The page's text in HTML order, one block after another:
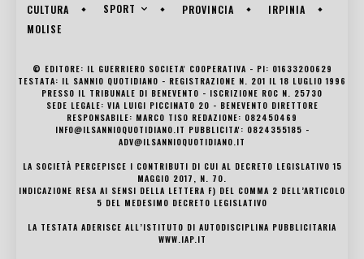
CULTURA
SPORT PROVINCIA
IRPINIA
MOLISE
© EDITORE: IL GUERRIERO SOCIETA' COOPERATIVA - PI: 01633200629
TESTATA: IL SANNIO QUOTIDIANO - REGISTRAZIONE N. 201 IL 18 LUGLIO 1996
PRESSO IL TRIBUNALE DI BENEVENTO - ISCRIZIONE ROC N. 25730
SEDE LEGALE: VIA LUIGI PICCINATO 20 - BENEVENTO DIRETTORE
RESPONSABILE: MARCO TISO REDAZIONE: 082450469
INFO@ILSANNIOQUOTIDIANO.IT PUBBLICITA': 0824355185 -
ADV@ILSANNIOQUOTIDIANO.IT
LA SOCIETÀ PERCEPISCE I CONTRIBUTI DI CUI AL DECRETO LEGISLATIVO 15
MAGGIO 2017, N. 70.
INDICAZIONE RESA AI SENSI DELLA LETTERA F) DEL COMMA 2 DELL’ARTICOLO
5 DEL MEDESIMO DECRETO LEGISLATIVO
LA TESTATA ADERISCE ALL’ISTITUTO DI AUTODISCIPLINA PUBBLICITARIA
WWW.IAP.IT